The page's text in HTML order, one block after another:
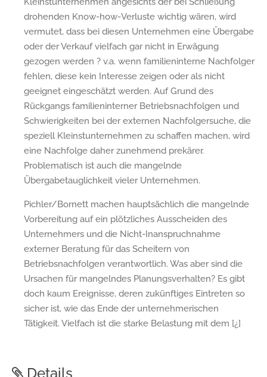
drohenden Know-how-Verluste wichtig wären, wird
vermutet, dass bei diesen Unternehmen eine Übergabe
oder der Verkauf vielfach gar nicht in Erwägung
gezogen werden ? v.a. wenn familieninterne Nachfolger
fehlen, diese kein Interesse zeigen oder als nicht
geeignet eingeschätzt werden. Auf Grund des
Rückgangs familieninterner Betriebsnachfolgen und
Schwierigkeiten bei der externen Nachfolgersuche, die
speziell Kleinstunternehmen zu schaffen machen, wird
eine Nachfolge daher zunehmend prekärer.
Problematisch ist auch die mangelnde
Übergabetauglichkeit vieler Unternehmen.
Pichler/Bornett machen hauptsächlich die mangelnde
Vorbereitung auf ein plötzliches Ausscheiden des
Unternehmers und die Nicht-Inanspruchnahme
externer Beratung für das Scheitern von
Betriebsnachfolgen verantwortlich. Was aber sind die
Ursachen für mangelndes Planungsverhalten? Es gibt
doch kaum Ereignisse, deren zukünftiges Eintreten so
sicher ist, wie das Ende der unternehmerischen
Tätigkeit. Vielfach ist die starke Belastung mit dem [¿]
Details